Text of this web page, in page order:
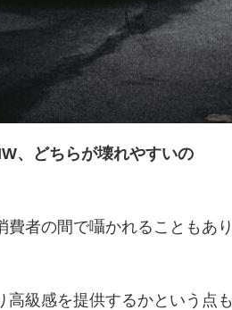
、どちらが壊れやすいの
費者の間で囁かれることもあり
高級感を提供するかという点も